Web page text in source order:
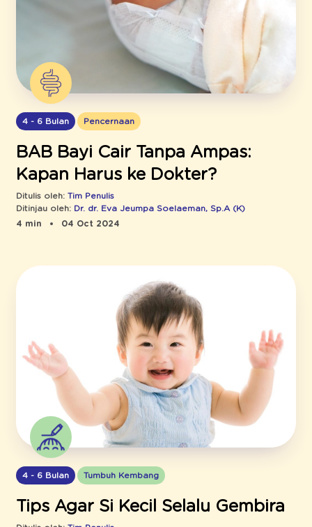
4 - 6 Bulan Pencernaan
BAB Bayi Cair Tanpa Ampas:
Kapan Harus ke Dokter?
Ditulis oleh: Tim Penulis
Ditinjau oleh: Dr. dr. Eva Jeumpa Soelaeman, Sp.A (K)
4 min
04 Oct 2024
4 - 6 Bulan Tumbuh Kembang
Tips Agar Si Kecil Selalu Gembira